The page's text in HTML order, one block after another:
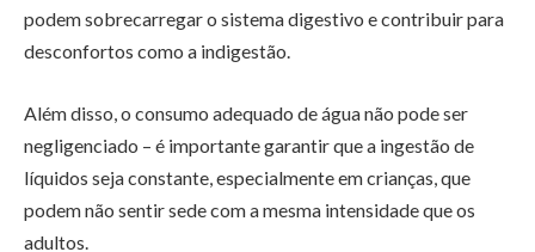
podem sobrecarregar o sistema digestivo e contribuir para
desconfortos como a indigestão.
Além disso, o consumo adequado de água não pode ser
negligenciado – é importante garantir que a ingestão de
líquidos seja constante, especialmente em crianças, que
podem não sentir sede com a mesma intensidade que os
adultos.